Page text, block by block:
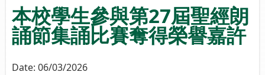
本校學生參與第27屆聖經朗
誦節集誦比賽奪得榮譽嘉許
Date: 06/03/2026